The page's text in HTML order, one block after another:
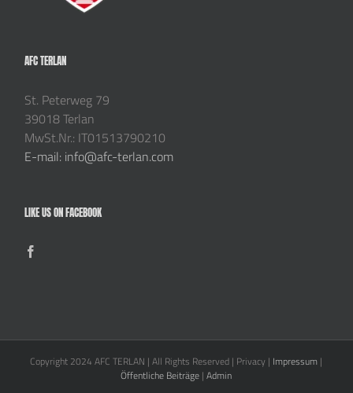
AFC TERLAN
St. Peterweg 79
39018 Terlan
MwSt.Nr.: IT01513790210
E-mail: info@afc-terlan.com
LIKE US ON FACEBOOK
Copyright 2024 AFC TERLAN | All Rights Reserved | Privacy | Impressum |
Öffentliche Beiträge |Admin